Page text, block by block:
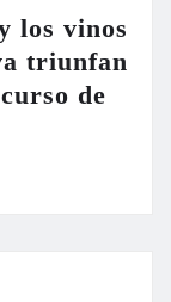
los vinos
triunfan
de